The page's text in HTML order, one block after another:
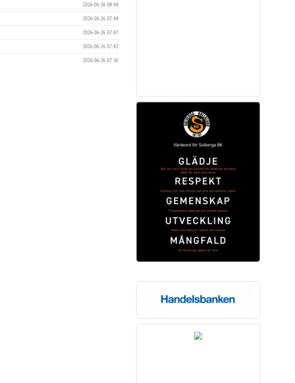
2026-06-26 08:48
2026-06-26 07:48
2026-06-26 07:47
2026-06-26 07:42
2026-06-26 07:36